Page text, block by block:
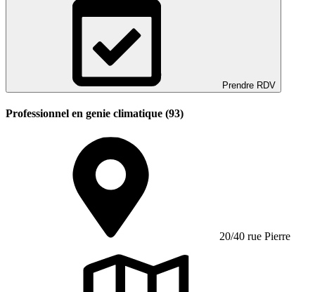
Prendre RDV
Professionnel en genie climatique (93)
20/40 rue Pierre